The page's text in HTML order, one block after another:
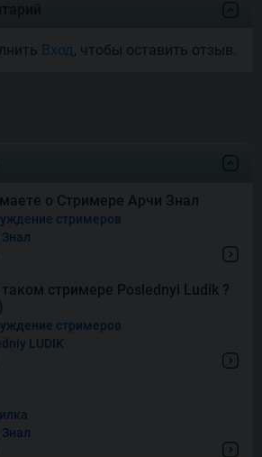
Infinity
Dream Drop
Вход, чтобы оставить отзыв.
о Стримере Арчи Знал
стримеров
стримере Poslednyi Ludik ?
стримеров
LUDIK